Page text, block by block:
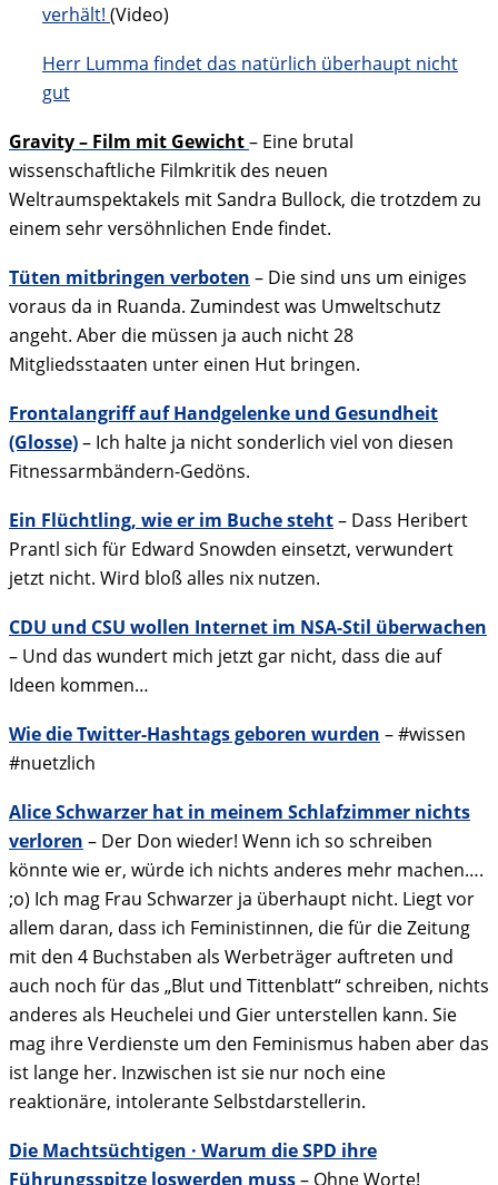
verhält! (Video)
Herr Lumma findet das natürlich überhaupt nicht
gut
Gravity – Film mit Gewicht– Eine brutal
wissenschaftliche Filmkritik des neuen
Weltraumspektakels mit Sandra Bullock, die trotzdem zu
einem sehr versöhnlichen Ende findet.
Tüten mitbringen verboten – Die sind uns um einiges
voraus da in Ruanda. Zumindest was Umweltschutz
angeht. Aber die müssen ja auch nicht 28
Mitgliedsstaaten unter einen Hut bringen.
Frontalangriff auf Handgelenke und Gesundheit
(Glosse)– Ich halte ja nicht sonderlich viel von diesen
Fitnessarmbändern-Gedöns.
Ein Flüchtling, wie er im Buche steht– Dass Heribert
Prantl sich für Edward Snowden einsetzt, verwundert
jetzt nicht. Wird bloß alles nix nutzen.
CDU und CSU wollen Internet im NSA-Stil überwachen
– Und das wundert mich jetzt gar nicht, dass die auf
Ideen kommen…
Wie die Twitter-Hashtags geboren wurden – #wissen
#nuetzlich
Alice Schwarzer hat in meinem Schlafzimmer nichts
verloren – Der Don wieder! Wenn ich so schreiben
könnte wie er, würde ich nichts anderes mehr machen….
;o) Ich mag Frau Schwarzer ja überhaupt nicht. Liegt vor
allem daran, dass ich Feministinnen, die für die Zeitung
mit den 4 Buchstaben als Werbeträger auftreten und
auch noch für das „Blut und Tittenblatt“ schreiben, nichts
anderes als Heuchelei und Gier unterstellen kann. Sie
mag ihre Verdienste um den Feminismus haben aber das
ist lange her. Inzwischen ist sie nur noch eine
reaktionäre, intolerante Selbstdarstellerin.
Die Machtsüchtigen · Warum die SPD ihre
Führungsspitze loswerden muss– Ohne Worte!